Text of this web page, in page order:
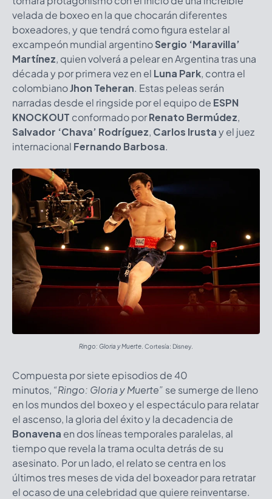
velada de boxeo en la que chocarán diferentes
boxeadores, y que tendrá como figura estelar al
excampeón mundial argentinoSergio ‘Maravilla’
Martínez, quien volverá a pelear en Argentina tras una
década y por primera vez en el Luna Park, contra el
colombianoJhon Teheran. Estas peleas serán
narradas desde el ringside por el equipo de ESPN
KNOCKOUT conformado porRenato Bermúdez,
Salvador ‘Chava’ Rodríguez, Carlos Irustay el juez
internacional Fernando Barbosa.
Ringo: Gloria y Muerte . Cortesía: Disney.
Compuesta por siete episodios de 40
minutos, “Ringo: Gloria y Muerte” se sumerge de lleno
en los mundos del boxeo y el espectáculo para relatar
el ascenso, la gloria del éxito y la decadencia de
Bonavena en dos líneas temporales paralelas, al
tiempo que revela la trama oculta detrás de su
asesinato. Por un lado, el relato se centra en los
últimos tres meses de vida del boxeador para retratar
el ocaso de una celebridad que quiere reinventarse.